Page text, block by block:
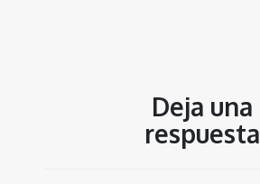
Deja una
respuesta